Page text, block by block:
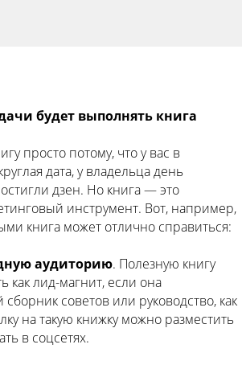
будет выполнять книга
просто потому, что у вас в
дата, у владельца день
дзен. Но книга — это
инструмент. Вот, например,
книга может отлично справиться:
аудиторию. Полезную книгу
как лид-магнит, если она
сборник советов или руководство, как
на такую книжку можно разместить
в соцсетях.